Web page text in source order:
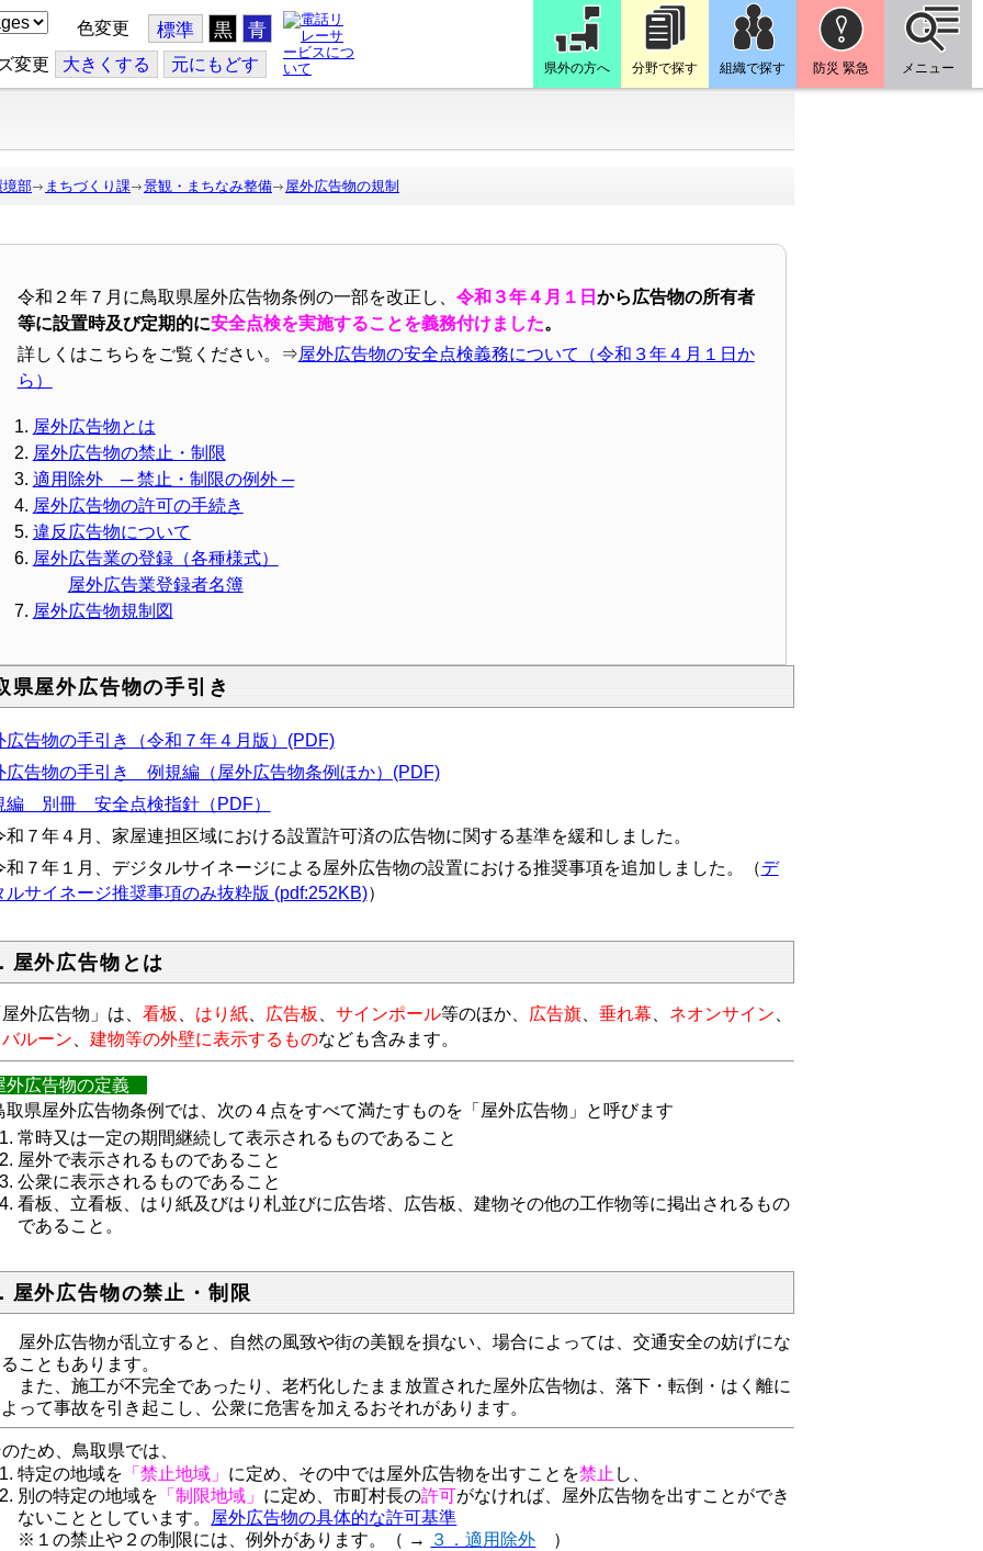
色変更 標準 黒 青
変更 大きくする 元にもどす 県外の方へ 分野で探す 組織で探す 防災 緊急 メニュー
境部 まちづくり課 景観・まちなみ整備 屋外広告物の規制
令和２年７月に鳥取県屋外広告物条例の一部を改正し、 令和３年４月１日 から広告物の所有者
等に設置時及び定期的に安全点検を実施することを義務付けました。
詳しくはこちらをご覧ください。⇒屋外広告物の安全点検義務について（令和３年４月１日か
ら）
屋外広告物とは
屋外広告物の禁止・制限
適用除外 ─ 禁止・制限の例外 ─
屋外広告物の許可の手続き
違反広告物について
屋外広告業の登録（各種様式）
屋外広告業登録者名簿
屋外広告物規制図
県屋外広告物の手引き
広告物の手引き（令和７年４月版）(PDF)
広告物の手引き 例規編（屋外広告物条例ほか）(PDF)
編 別冊 安全点検指針（PDF）
７年４月、家屋連担区域における設置許可済の広告物に関する基準を緩和しました。
７年１月、デジタルサイネージによる屋外広告物の設置における推奨事項を追加しました。（デ
ルサイネージ推奨事項のみ抜粋版 (pdf:252KB)）
屋外広告物とは
外広告物」は、 看板 はり紙、 広告板 サインポール等のほか、 広告旗、 垂れ幕 ネオンサイン
ルーン
建物等の外壁に表示するものなども含みます。
広告物の定義
県屋外広告物条例では、次の４点をすべて満たすものを「屋外広告物」と呼びます
常時又は一定の期間継続して表示されるものであること
屋外で表示されるものであること
公衆に表示されるものであること
看板、立看板、はり紙及びはり札並びに広告塔、広告板、建物その他の工作物等に掲出されるもの
であること 。
屋外広告物の禁止・制限
屋外広告物が乱立すると、自然の風致や街の美観を損ない、場合によっては、交通安全の妨げにな
ることもあります。
また、施工が不完全であったり、老朽化したまま放置された屋外広告物は、落下・転倒・はく離に
よって事故を引き起こし、公衆に危害を加えるおそれがあります。
め、鳥取県では、
特定の地域を 「禁止地域」 に定め、その中では屋外広告物を出すことを禁止 し、
別の特定の地域を 「制限地域」 に定め、市町村長の許可がなければ、屋外広告物を出すことができ
ないこととしています。 屋外広告物の具体的な許可基準
※１の禁止や２の制限には、例外があります。（ →
３．適用除外 ）